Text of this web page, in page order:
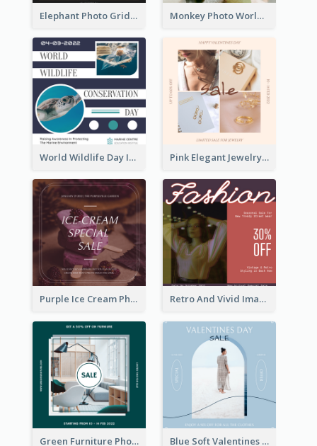
Elephant Photo Grid World Wildlife Day Instagram Post Monkey Photo World Wildlife Day Instagram Post
World Wildlife Day Instagram Post Pink Elegant Jewelry Sale Valentines Day Instagram Post
Purple Ice Cream Photo Dessert Sale Instagram Post Retro And Vivid Image Instagram Post Design Idea
Green Furniture Photo Furniture Sale Instagram Post Blue Soft Valentines Day Limited Sale Instagram Post